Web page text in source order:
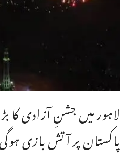
لاہور میں جشنِ آزادی کا
پاکستان پر آتش بازی